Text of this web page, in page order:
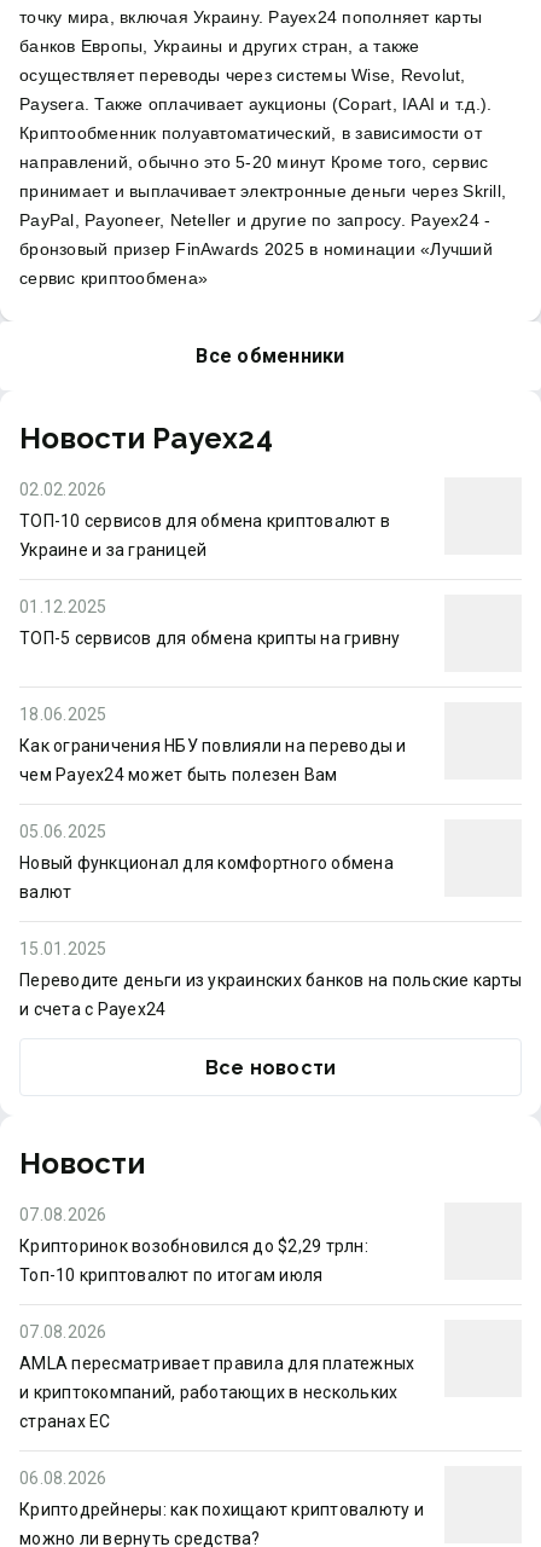
точку мира, включая Украину. Payex24 пополняет карты
банков Европы, Украины и других стран, а также
осуществляет переводы через системы Wise, Revolut,
Paysera. Также оплачивает аукционы (Copart, IAAI и т.д.).
Криптообменник полуавтоматический, в зависимости от
направлений, обычно это 5-20 минут Кроме того, сервис
принимает и выплачивает электронные деньги через Skrill,
PayPal, Payoneer, Neteller и другие по запросу. Payex24 -
бронзовый призер FinAwards 2025 в номинации «Лучший
сервис криптообмена»
Все обменники
Новости Payex24
02.02.2026
ТОП-10 сервисов для обмена криптовалют в
Украине и за границей
01.12.2025
ТОП-5 сервисов для обмена крипты на гривну
18.06.2025
Как ограничения НБУ повлияли на переводы и
чем Payex24 может быть полезен Вам
05.06.2025
Новый функционал для комфортного обмена
валют
15.01.2025
Переводите деньги из украинских банков на польские карты
и счета с Payex24
Все новости
Новости
07.08.2026
Крипторинок возобновился до $2,29 трлн:
Топ-10 криптовалют по итогам июля
07.08.2026
AMLA пересматривает правила для платежных
и криптокомпаний, работающих в нескольких
странах ЕС
06.08.2026
Криптодрейнеры: как похищают криптовалюту и
можно ли вернуть средства?